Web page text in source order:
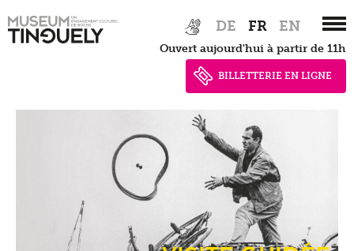
Hauptnavigation
to
DE FR EN
Ouvert aujourd'hui à partir de 11h
BILLETTERIE EN LIGNE
Tinguely100
Marcher
Documents de presse